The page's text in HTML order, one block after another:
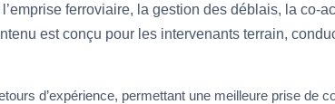
ferroviaire, la gestion des déblais, la co-
est conçu pour les intervenants terrain,
d’expérience, permettant une meilleure prise de